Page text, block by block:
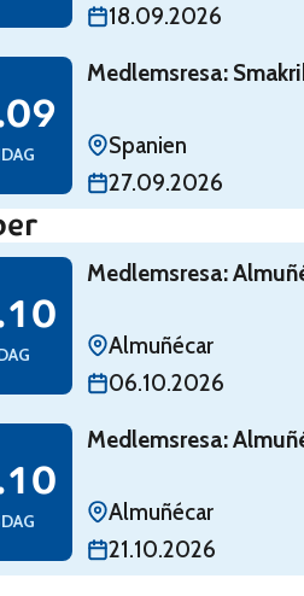
18.09.2026
27 september
Medlemsresa:
27.09.2026
Spanien
Smakrika
oktober
Medlemsresa:
06.10.2026
Almuñécar
Almuñécar 6 –
21 oktober
Medlemsresa:
21.10.2026
Almuñécar
Almuñécar